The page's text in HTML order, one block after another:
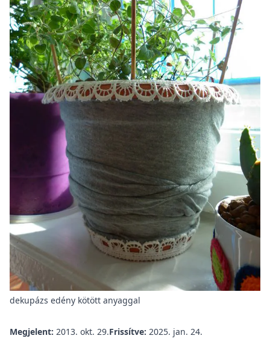
dekupázs edény kötött anyaggal
Megjelent: 2013. okt. 29.Frissítve: 2025. jan. 24.